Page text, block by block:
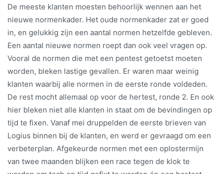
De meeste klanten moesten behoorlijk wennen aan het
nieuwe normenkader. Het oude normenkader zat er goed
in, en gelukkig zijn een aantal normen hetzelfde gebleven.
Een aantal nieuwe normen roept dan ook veel vragen op.
Vooral de normen die met een pentest getoetst moeten
worden, bleken lastige gevallen. Er waren maar weinig
klanten waarbij alle normen in de eerste ronde voldeden.
De rest mocht allemaal op voor de hertest, ronde 2. En ook
hier bleken niet alle klanten in staat om de bevindingen op
tijd te fixen. Vanaf mei druppelden de eerste brieven van
Logius binnen bij de klanten, en werd er gevraagd om een
verbeterplan. Afgekeurde normen met een oplostermijn
van twee maanden blijken een race tegen de klok te